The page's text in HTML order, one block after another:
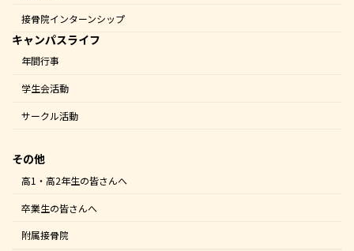
接骨院インターンシップ
キャンパスライフ
年間行事
学生会活動
サークル活動
その他
高1・高2年生の皆さんへ
卒業生の皆さんへ
附属接骨院